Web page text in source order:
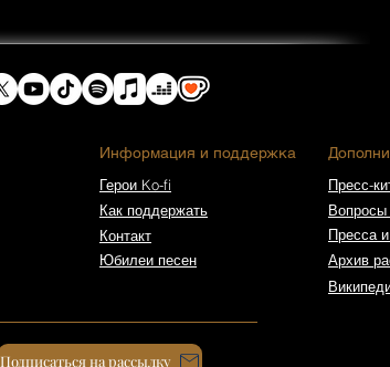
Информация и поддержка
Герои Ko-fi
Пресс-
Как поддержать
Вопросы
Контакт
Пресса
Юбилеи песен
Архив
Подписаться на рассылку